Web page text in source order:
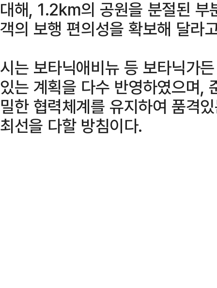
대해, 1.2km의 공원을 분절된 부
객의 보행 편의성을 확보해 달라
시는 보타닉애비뉴 등 보타닉가
있는 계획을 다수 반영하였으며,
밀한 협력체계를 유지하여 품격
최선을 다할 방침이다.